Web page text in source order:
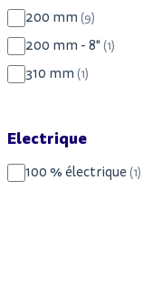
200 mm (9)
200 mm - 8″ (1)
310 mm (1)
Electrique
100 % électrique (1)